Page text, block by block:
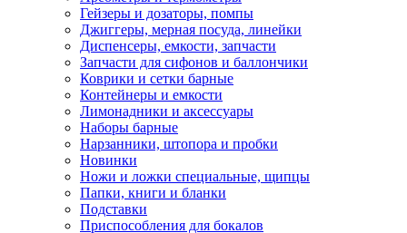
Гейзеры и дозаторы, помпы
Джиггеры, мерная посуда, линейки
Диспенсеры, емкости, запчасти
Запчасти для сифонов и баллончики
Коврики и сетки барные
Контейнеры и емкости
Лимонадники и аксессуары
Наборы барные
Нарзанники, штопора и пробки
Новинки
Ножи и ложки специальные, щипцы
Папки, книги и бланки
Подставки
Приспособления для бокалов